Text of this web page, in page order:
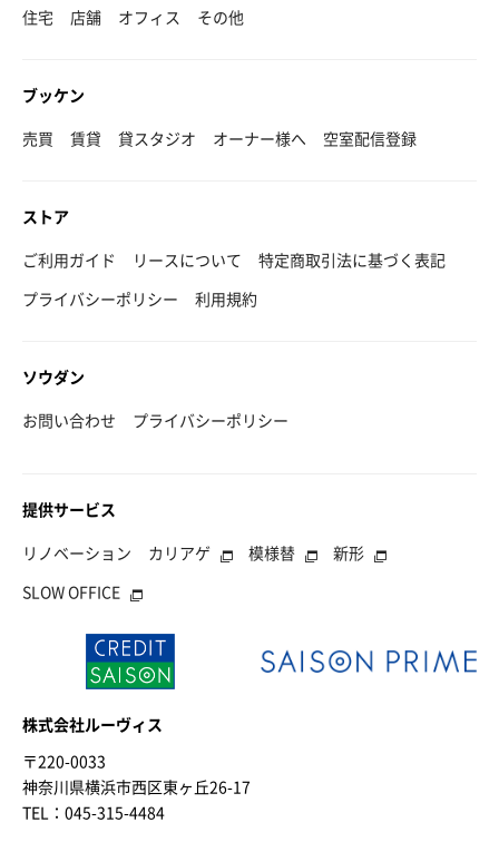
住宅
店舗 オフィス その他
ブッケン
売買
賃貸 貸スタジオ オーナー様へ 空室配信登録
ストア
ご利用ガイド
リースについて
特定商取引法に基づく表記
プライバシーポリシー
利用規約
ソウダン
お問い合わせ
プライバシーポリシー
提供サービス
リノベーション
カリアゲ 模様替
新形
SLOW OFFICE
株式会社ルーヴィス
〒220-0033
神奈川県横浜市西区東ヶ丘26-17
TEL：045-315-4484